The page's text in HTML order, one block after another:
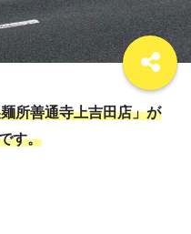
所善通寺上吉田店」が
す。